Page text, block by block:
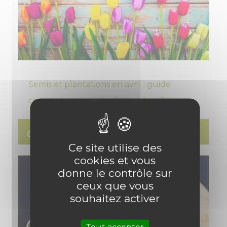
Semis et plantations en avril : guide
complet pour un jardin productif
search
Ce site utilise des
cookies et vous
donne le contrôle sur
ceux que vous
souhaitez activer